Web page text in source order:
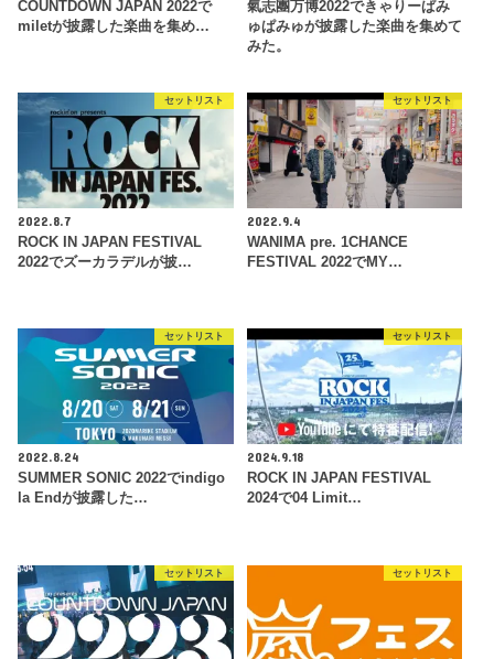
COUNTDOWN JAPAN 2022で
miletが披露した楽曲を集め…
氣志團万博2022できゃりーぱみ
ゅぱみゅが披露した楽曲を集めて
みた。
セットリスト
2022.8.7
ROCK IN JAPAN FESTIVAL
2022でズーカラデルが披…
セットリスト
2022.9.4
WANIMA pre. 1CHANCE
FESTIVAL 2022でMY…
セットリスト
2022.8.24
SUMMER SONIC 2022でindigo
la Endが披露した…
セットリスト
2024.9.18
ROCK IN JAPAN FESTIVAL
2024で04 Limit…
セットリスト セットリスト